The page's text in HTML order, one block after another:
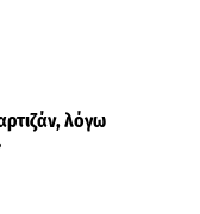
λόγω